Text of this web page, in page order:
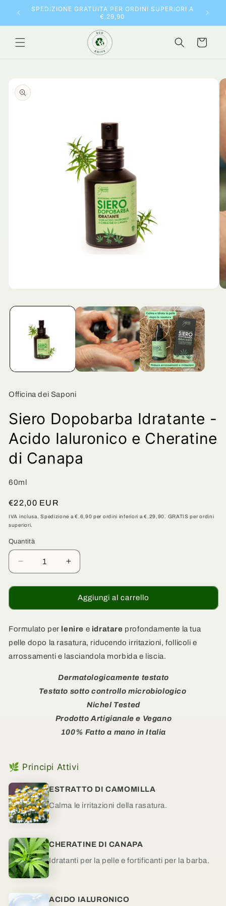
direttamenteSPEDIZIONE GRATUITA PER ORDINI SUPERIORI A
€.29,90
10% DI
Carrello
sul prodotto
multimediali
finestra
modale
Officina dei Saponi
Siero Dopobarba Idratante -
Acido Ialuronico e Cheratine
di Canapa
60ml
Prezzo
di
listino
€22,00 EUR
IVA inclusa. Spedizione a €.6,90 per ordini inferiori a €.29,90. GRATIS per ordini
superiori.
Quantità
Quantità
Diminuisci
quantità
per
Dopobarba
-
Acido
e
Canapa
Aumenta
quantità
per
Siero
Dopobarba
-
Acido
e
di
Canapa
Aggiungi al carrello
Formulato per lenire e idratare profondamente la tua
pelle dopo la rasatura, riducendo irritazioni, follicoli e
arrossamenti e lasciandola morbida e liscia.
Dermatologicamente testato
Testato sotto controllo microbiologico
Nichel Tested
Prodotto Artigianale e Vegano
100% Fatto a mano in Italia
🌿 Principi Attivi
ESTRATTO DI CAMOMILLA
Calma le irritazioni della rasatura.
CHERATINE DI CANAPA
Idratanti per la pelle e fortificanti per la barba.
ACIDO IALURONICO